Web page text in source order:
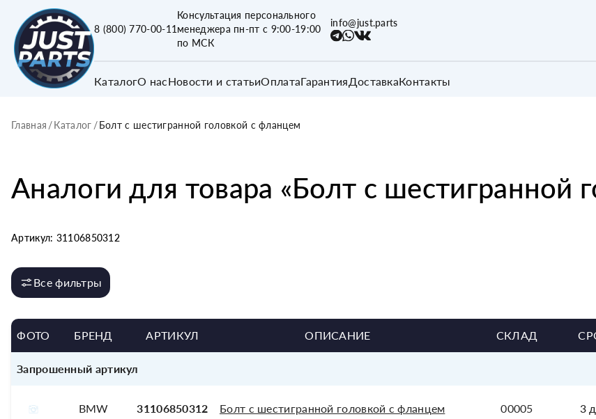
8 (800) 770-00-11
Консультация персонального
менеджера пн-пт с 9:00-19:00
по МСК
info@just.parts
КаталогО насНовости и статьиОплатаГарантия ДоставкаКонтакты
Главная /Каталог /Болт с шестигранной головкой с фланцем
Аналоги для товара «Болт с шестигранной
Артикул: 31106850312
Все фильтры
ФОТО БРЕНД АРТИКУЛ ОПИСАНИЕ СКЛАД
Запрошенный артикул
BMW 31106850312 Болт с шестигранной головкой с фланцем 00005 3